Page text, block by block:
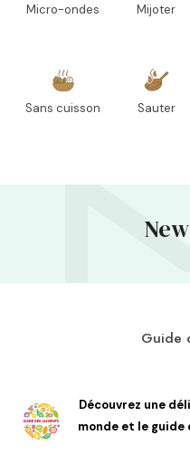
Micro-ondes Mijoter
Sans cuisson Sauter
Guide
Découvrez une
monde et le guide